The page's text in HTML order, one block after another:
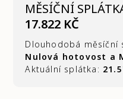
MĚSÍČNÍ
17.822 KČ
Dlouhodobá měsíční
Nulová hotovost a
Aktuální splátka: